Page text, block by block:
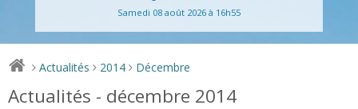
Samedi 08 août 2026 à 16h55
> Actualités > 2014 > Décembre
Actualités - décembre 2014